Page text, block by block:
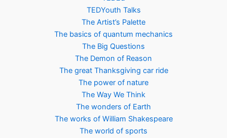
TEDYouth Talks
The Artist’s Palette
The basics of quantum mechanics
The Big Questions
The Demon of Reason
The great Thanksgiving car ride
The power of nature
The Way We Think
The wonders of Earth
The works of William Shakespeare
The world of sports